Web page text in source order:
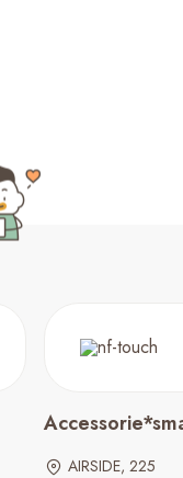
AIRSIDE, 225